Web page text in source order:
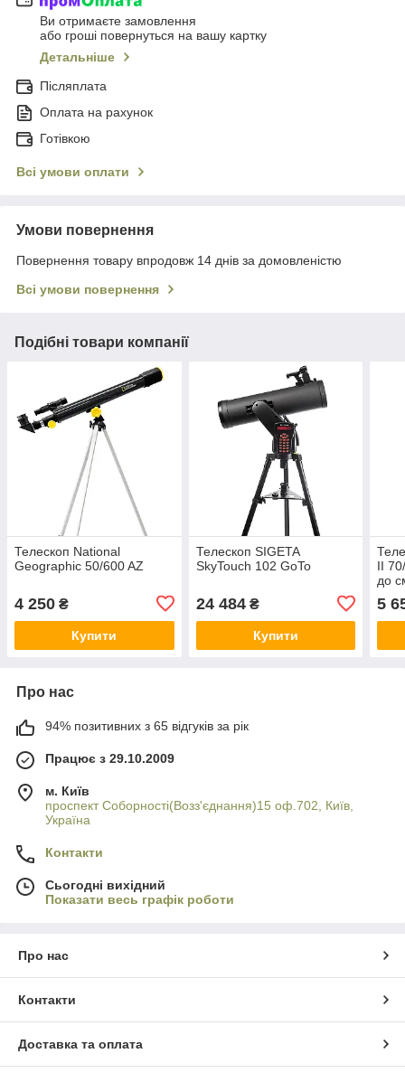
Ви отримаєте замовлення
або гроші повернуться на вашу картку
Детальніше
Післяплата
Оплата на рахунок
Готівкою
Всі умови оплати
Умови повернення
Повернення товару впродовж 14 днів за домовленістю
Всі умови повернення
Подібні товари компанії
Телескоп National
Geographic 50/600 AZ
4 250 ₴
Купити
Телескоп SIGETA
SkyTouch 102 GoTo
24 484₴
Купити
II
до
5
Про нас
94% позитивних з 65 відгуків за рік
Працює з 29.10.2009
м. Київ
проспект Соборності(Возз'єднання)15 оф.702, Київ,
Україна
Контакти
Сьогодні вихідний
Показати весь графік роботи
Про нас
Контакти
Доставка та оплата